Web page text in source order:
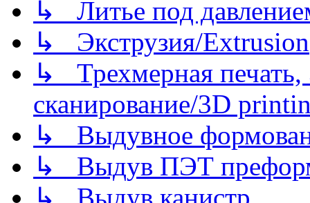
↳ Литье под
↳ Экструзия/Extrusion
↳ Трехмерная
сканирование/3D
↳ Выдувное
↳ Выдув ПЭТ